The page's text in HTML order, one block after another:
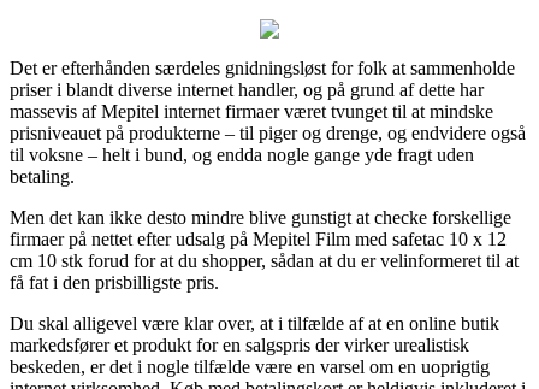
Det er efterhånden særdeles gnidningsløst for folk at sammenholde
priser i blandt diverse internet handler, og på grund af dette har
massevis af Mepitel internet firmaer været tvunget til at mindske
prisniveauet på produkterne – til piger og drenge, og endvidere også
til voksne – helt i bund, og endda nogle gange yde fragt uden
betaling.
Men det kan ikke desto mindre blive gunstigt at checke forskellige
firmaer på nettet efter udsalg på Mepitel Film med safetac 10 x 12
cm 10 stk forud for at du shopper, sådan at du er velinformeret til at
få fat i den prisbilligste pris.
Du skal alligevel være klar over, at i tilfælde af at en online butik
markedsfører et produkt for en salgspris der virker urealistisk
beskeden, er det i nogle tilfælde være en varsel om en uoprigtig